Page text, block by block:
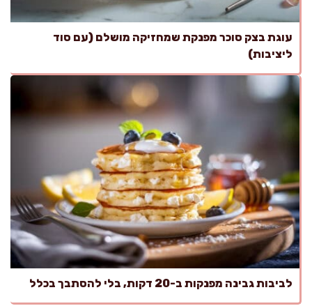
עוגת בצק סוכר מפנקת שמחזיקה מושלם (עם סוד
ליציבות)
לביבות גבינה מפנקות ב-20 דקות, בלי להסתבך בכלל